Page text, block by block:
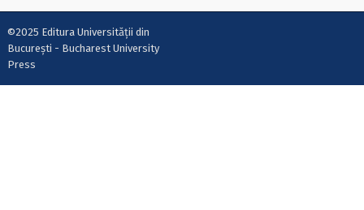
©2025 Editura Universității din
București - Bucharest University
Press